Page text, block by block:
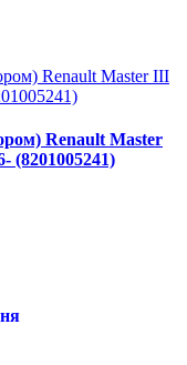
Renault Master
(8201005241)